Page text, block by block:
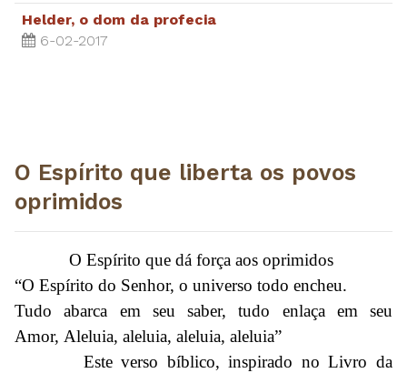
Helder, o dom da profecia
6-02-2017
O Espírito que liberta os povos
oprimidos
O Espírito que dá força aos oprimidos
“O Espírito do Senhor, o universo todo encheu.
Tudo abarca em seu saber, tudo enlaça em seu
Amor, Aleluia, aleluia, aleluia, aleluia”
Este verso bíblico, inspirado no Livro da